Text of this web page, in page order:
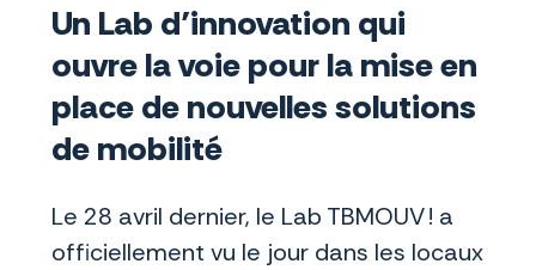
Un Lab d’innovation qui
ouvre la voie pour la mise en
place de nouvelles solutions
de mobilité
Le 28 avril dernier, le Lab TBMOUV ! a
officiellement vu le jour dans les locaux